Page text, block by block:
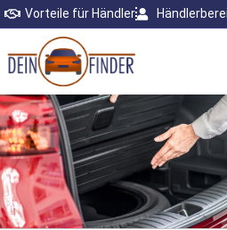
Vorteile für Händler